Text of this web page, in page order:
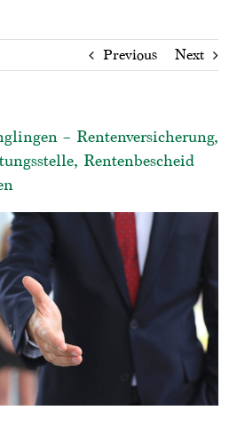
Previous Next
– Rentenversicherung,
Rentenbescheid